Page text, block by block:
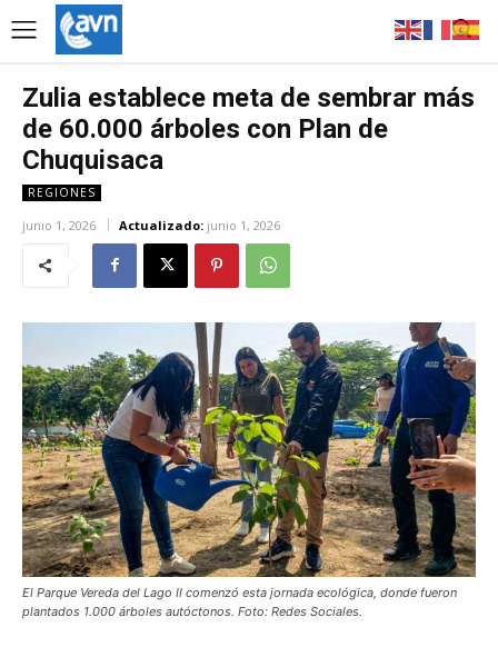
Zulia establece meta de sembrar más
de 60.000 árboles con Plan de
Chuquisaca
REGIONES
junio 1, 2026 Actualizado: junio 1, 2026
El Parque Vereda del Lago II comenzó esta jornada ecológica, donde fueron
plantados 1.000 árboles autóctonos. Foto: Redes Sociales.